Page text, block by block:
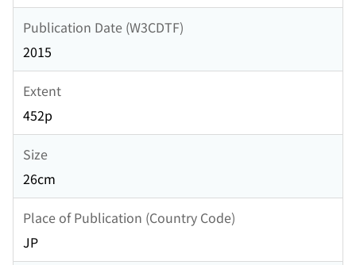
Publication Date (W3CDTF)
2015
Extent
452p
Size
26cm
Place of Publication (Country Code)
JP